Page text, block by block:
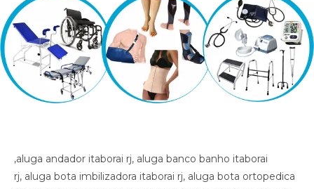
,aluga andador itaborai rj, aluga banco banho itaborai rj, aluga bota imbilizadora itaborai rj, aluga bota ortopedica itaborai rj, aluga cadeira de banho itaborai rj, aluga cadeira de roda com elevacao de pernas itaborai rj, aluga cadeira de roda itaborai rj, aluga cadeira de roda gordo itaborai rj, aluga cadeira de roda obeso itaborai rj, aluga cadeira de rodas para perna reta itaborai rj, aluga cama fawler itaborai rj, aluga cama hospitalar itaborai rj, aluga diva itaborai rj, aluga maca itaborai rj, aluga muleta itaborai rj, alugar cama hospitalar itaborai rj , aluguel andador itaborai rj, aluguel banco de banho itaborai rj, aluguel bota imobilizadora itaborai rj, aluguel bota ortopedica itaborai rj, aluguel cadeira de banho itaborai rj, aluguel cadeira de roda itaborai rj, aluguel cadeira de roda gordo itaborai rj, aluguel cadeira de roda obeso itaborai rj, aluguel cadeira de rodas com elevacao de pernas itaborai rj, aluguel cadeira de rodas para perna reta itaborai rj, aluguel cama fawler itaborai rj, aluguel cama hospitalar itaborai rj, aluguel diva itaborai rj, aluguel maca itaborai rj, aluguel maca itaborai rj, aluguel muleta itaborai rj, andador itaborai rj, artigos hospitalares itaborai rj, assento para banho itaborai rj, banco para banho itaborai rj, bota imibilizadora itaborai rj, bota imobilizadora itaborai rj, bota ortopedica barata itaborai rj, bota ortopedica itaborai rj, cadeira de higiene itaborai rj, cadeira de banho itaborai rj, cadeira de higiene itaborai rj, cadeira de necessidades itaborai rj, cadeira de roda gordo itaborai rj, cadeira de roda obeso itaborai rj, cadeira de rodas aluguel itaborai rj, cadeira de rodas elevacao de pernas itaborai rj, cadeira de rodas higienica itaborai rj, cadeira de rodas para banho preco itaborai rj, cadeira de rodas para gordo itaborai rj, cadeira higienica dobravel itaborai rj, cadeira higienica preco itaborai rj, cadeira para banho preco itaborai rj, cadeira para vaso itaborai rj, cadeiras de rodas itaborai rj, calha afo ortopedica pe caido itaborai rj, calha afo ortopedica pe caido itaborai rj, calha afo ortopedica pe caido itaborai rj, cama fawler itaborai rj, cama hospitalar automatica itaborai rj, cama hospitalar itaborai rj, cama hospitalar manual itaborai rj, cedeira de rodas itaborai rj, cilindro de oxigenio medicinal itaborai rj, clinica ortopedica itaborai rj, clinica so trauma itaborai rj, colar cervical itaborai rj, diva itaborai rj, equipamentos medicos itaborai rj, fisioterapia itaborai rj, hospital itaborai rj, hospital so trauma itaborai rj, imobilizador articulado cotovelo itaborai rj, imobilizador articulado joelho itaborai rj, imobilizador articulado joelho itaborai rj, imobilizador articulado itaborai rj, joelheira itaborai rj, joelheira ortopedica brace itaborai rj, joelheira ortopedica brace itaborai rj itaborai rj, joelheira ortopedica itaborai rj, joelheira ortopedica itaborai rj, joelheira ortopedica itaborai rj, joelheira ortopedica itaborai rj, joelheira ortopedica itaborai rj, locacao andador itaborai rj, locacao banco de banho itaborai rj, locacao bota imobilizadora itaborai rj, locacao bota ortopedica itaborai rj, locacao cadeira de banho itaborai rj, locacao cadeira de roda itaborai rj, locacao cadeira de roda gordo itaborai rj, locacao cadeira de roda obeso itaborai rj, locacao cadeira de rodas elevalcao de pernas itaborai rj, locacao cama fawler itaborai rj, locacao cama hospitalar itaborai rj, locacao de cadeira de rodas itaborai rj, locacao de cadeira de rodas para perna reta itaborai rj, locacao diva itaborai rj, locacao maca itaborai rj, locacao maca itaborai rj, locacao muleta itaborai rj, locadora andador itaborai rj, locadora banco de banho itaborai rj, locadora bota imobilizadora itaborai rj, locadora bota ortopedica itaborai rj, locadora cadeira de banho itaborai rj, locadora cadeira de roda itaborai rj, locadora cadeira de roda gordo itaborai rj, locadora cadeira de roda obeso itaborai rj, locadora cadeira de rodas elevecao de pernas, locadora cadeira de rodas para perna reta itaborai rj, locadora cama fawler itaborai rj, locadora cama hospitalar itaborai rj, locadora diva itaborai rj, locadora maca itaborai rj, locadora maca itaborai rj, locadora muleta itaborai rj, loja bota ortopedica itaborai rj, loja cadeira de banho itaborai rj, loja cadeira de roda itaborai rj, loja cama hospitalar itaborai rj, loja muleta itaborai rj, loja produtos medicos itaborai rj, loja produtos hospitalar itaborai rj, loja produtos hospitalares itaborai rj, loja produtos medicos itaborai rj, loja produtos ortopedicos itaborai rj, loja vende andador itaborai rj, loja vende bota ortopedica itaborai rj, loja vende cadeira de rodas perna reta itaborai rj, loja vende cama fawler itaborai rj, loja vende muleta itaborai rj, loja vende tipoia itaborai rj, maca itaborai rj, material cirurgico itaborai rj, medico ortopedista itaborai rj, muleta barata itaborai rj, muleta itaborai rj, muleta usada itaborai rj, muletas itaborai rj, munhequeira itaborai rj, ortese articulada cotovelo itaborai rj, ortese articulada cotovelo itaborai rj, ortese articulado cotovelo itaborai rj, ortese notuna facite plantar itaborai rj, ortese noturna facite plantar itaborai rj, ortese noturna facite plantar itaborai rj, ortopedia itaborai rj, poltrona hospitalar preco itaborai rj, poltrona reclinavel hospitalar itaborai rj, preco cadeira de banho itaborai rj, preco cama hospitalar itaborai rj, produtos hospitalares itaborai rj, produtos medicos itaborai rj, reabilitacao itaborai rj, sutia cirurgia itaborai rj, sutia ortopedico itaborai rj, sutia ortopedico itaborai rj, sutia pos operatorio itaborai rj, sutia pos operatorio itaborai rj, tala itaborai rj, talas itaborai rj, tipoia itaborai rj, venda muleta itaborai rj, vende cadeira de banho itaborai rj, vende maca itaborai rj, vende muleta itaborai rj, vende produtos hospitalares itaborai rj, vende produtos medicos itaborai rj, ,aluga andador itaborai rj, aluga banco banho itaborai rj, aluga bota imbilizadora itaborai rj, aluga bota ortopedica itaborai rj, aluga cadeira de banho itaborai rj, aluga cadeira de roda com elevacao de pernas itaborai rj, aluga cadeira de roda itaborai rj, aluga cadeira de roda gordo itaborai rj, aluga cadeira de roda obeso itaborai rj, aluga cadeira de rodas para perna reta itaborai rj, aluga cama fawler itaborai rj, aluga cama hospitalar itaborai rj, aluga diva itaborai rj, aluga maca itaborai rj, aluga muleta itaborai rj, alugar cama hospitalar itaborai rj , aluguel andador itaborai rj, aluguel banco de banho itaborai rj, aluguel bota imobilizadora itaborai rj, aluguel bota ortopedica itaborai rj, aluguel cadeira de banho itaborai rj, aluguel cadeira de roda itaborai rj, aluguel cadeira de roda gordo itaborai rj, aluguel cadeira de roda obeso itaborai rj, aluguel cadeira de rodas com elevacao de pernas itaborai rj, aluguel cadeira de rodas para perna reta itaborai rj, aluguel cama fawler itaborai rj, aluguel cama hospitalar itaborai rj, aluguel diva itaborai rj, aluguel maca itaborai rj, aluguel maca itaborai rj, aluguel muleta itaborai rj, andador itaborai rj, artigos hospitalares itaborai rj, assento para banho itaborai rj, banco para banho itaborai rj, bota imibilizadora itaborai rj, bota imobilizadora itaborai rj, bota ortopedica barata itaborai rj, bota ortopedica itaborai rj, cadeira de higiene itaborai rj, cadeira de banho itaborai rj, cadeira de higiene itaborai rj, cadeira de necessidades itaborai rj, cadeira de roda gordo itaborai rj, cadeira de roda obeso itaborai rj, cadeira de rodas aluguel itaborai rj, cadeira de rodas elevacao de pernas itaborai rj, cadeira de rodas higienica itaborai rj, cadeira de rodas para banho preco itaborai rj, cadeira de rodas para gordo itaborai rj, cadeira higienica dobravel itaborai rj, cadeira higienica preco itaborai rj, cadeira para banho preco itaborai rj, cadeira para vaso itaborai rj, cadeiras de rodas itaborai rj, calha afo ortopedica pe caido itaborai rj, calha afo ortopedica pe caido itaborai rj, calha afo ortopedica pe caido itaborai rj, cama fawler itaborai rj, cama hospitalar automatica itaborai rj, cama hospitalar itaborai rj, cama hospitalar manual itaborai rj, cedeira de rodas itaborai rj, cilindro de oxigenio medicinal itaborai rj, clinica ortopedica itaborai rj, clinica so trauma itaborai rj, colar cervical itaborai rj, diva itaborai rj, equipamentos medicos itaborai rj, fisioterapia itaborai rj, hospital itaborai rj, hospital so trauma itaborai rj, imobilizador articulado cotovelo itaborai rj, imobilizador articulado joelho itaborai rj, imobilizador articulado joelho itaborai rj, imobilizador articulado itaborai rj, joelheira itaborai rj, joelheira ortopedica brace itaborai rj, joelheira ortopedica brace itaborai rj itaborai rj, joelheira ortopedica itaborai rj, joelheira ortopedica itaborai rj, joelheira ortopedica itaborai rj, joelheira ortopedica itaborai rj, joelheira ortopedica itaborai rj, locacao andador itaborai rj, locacao banco de banho itaborai rj, locacao bota imobilizadora itaborai rj, locacao bota ortopedica itaborai rj, locacao cadeira de banho itaborai rj, locacao cadeira de roda itaborai rj, locacao cadeira de roda gordo itaborai rj, locacao cadeira de roda obeso itaborai rj, locacao cadeira de rodas elevalcao de pernas itaborai rj, locacao cama fawler itaborai rj, locacao cama hospitalar itaborai rj, locacao de cadeira de rodas itaborai rj, locacao de cadeira de rodas para perna reta itaborai rj, locacao diva itaborai rj, locacao maca itaborai rj, locacao maca itaborai rj, locacao muleta itaborai rj, locadora andador itaborai rj, locadora banco de banho itaborai rj, locadora bota imobilizadora itaborai rj, locadora bota ortopedica itaborai rj, locadora cadeira de banho itaborai rj, locadora cadeira de roda itaborai rj, locadora cadeira de roda gordo itaborai rj, locadora cadeira de roda obeso itaborai rj, locadora cadeira de rodas elevecao de pernas, locadora cadeira de rodas para perna reta itaborai rj, lo